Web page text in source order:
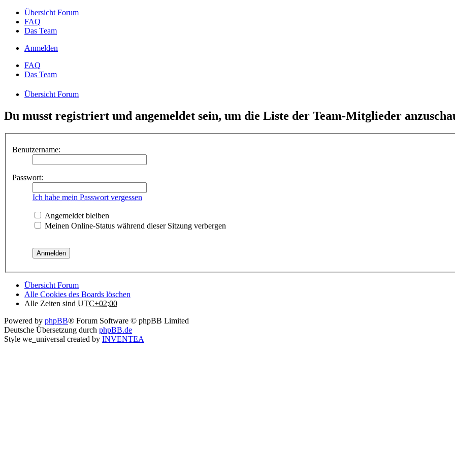
Übersicht Forum
FAQ
Das Team
Anmelden
FAQ
Das Team
Übersicht Forum
Du musst registriert und angemeldet sein, um die Liste der Team-Mitglieder
Benutzername:
Passwort:
Ich habe mein Passwort vergessen
Angemeldet bleiben
Meinen Online-Status während dieser Sitzung verbergen
Übersicht Forum
Alle Cookies des Boards löschen
Alle Zeiten sind UTC+02:00
Powered by phpBB® Forum Software © phpBB Limited
Deutsche Übersetzung durch phpBB.de
Style we_universal created by INVENTEA